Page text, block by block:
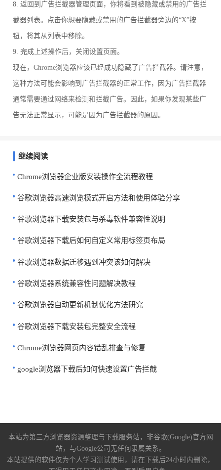
8. 返回到广告拦截器管理页面，你将看到被隐藏或禁用的广告拦
截器列表。点击你想要隐藏或禁用的广告拦截器旁边的“X”按
钮，将其从列表中移除。
9. 完成上述操作后，关闭设置页面。
现在，Chrome浏览器应该已经成功隐藏了广告拦截器。请注意，
这种方法可能会影响到广告拦截器的正常工作，因为广告拦截器
通常需要通过网络来检测和拦截广告。因此，如果你发现某些广
告无法正常显示，可能是因为广告拦截器的原因。
继续阅读
Chrome浏览器企业版安装操作全流程教程
谷歌浏览器高速浏览模式开启方法和使用体验分享
谷歌浏览器下载安装包与杀毒软件兼容性说明
谷歌浏览器下载后如何自定义常用标签页布局
谷歌浏览器数据迁移遇到冲突该如何解决
谷歌浏览器系统兼容性问题解决教程
谷歌浏览器自动更新机制优化方法研究
谷歌浏览器下载安装包完整安全流程
Chrome浏览器网页内容错乱排查与修复
google浏览器下载后如何快速设置广告拦截
本站为第三方浏览器资源整理与下载服务站，非谷歌(Google)官方网
站，与Google公司无任何隶属关系。
本站提供的软件仅为个人学习测试使用，请在下载后24小时内删除，